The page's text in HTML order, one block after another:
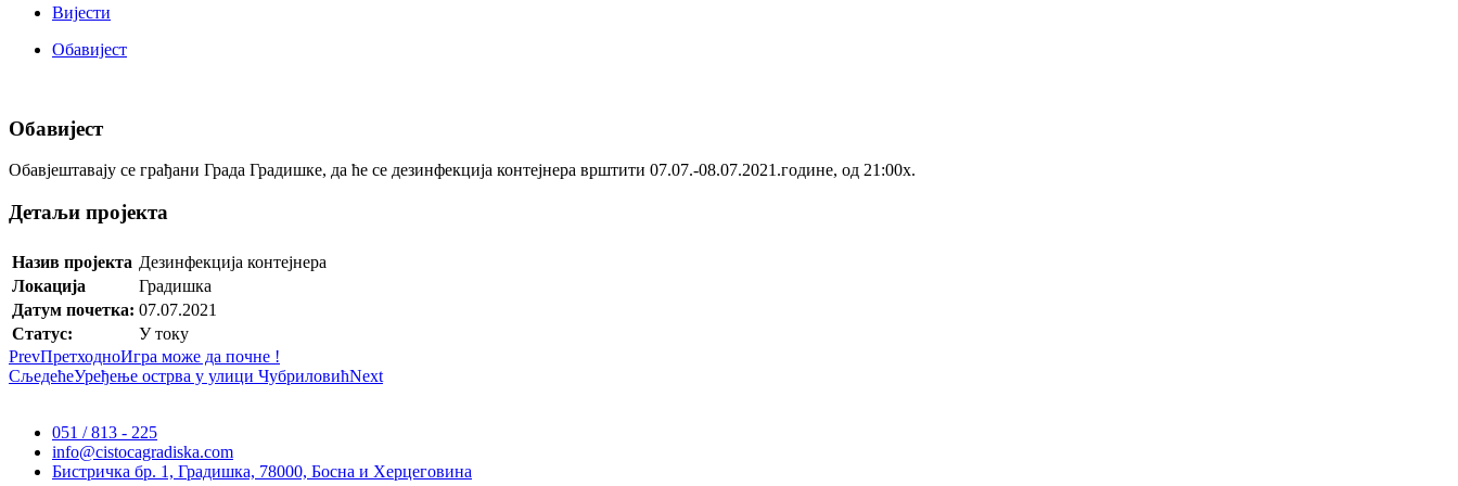
Вијести
Обавијест
Обавијест
Обавјештавају се грађани Града Градишке, да ће се дезинфекција контејнера врштити 07.07.-08.07.2021.године, од 21:00х.
Детаљи пројекта
Назив пројекта Дезинфекција контејнера
Локација
Градишка
Датум почетка: 07.07.2021
Статус:
У току
PrevПретходноИгра може да почне !
СљедећеУређење острва у улици ЧубриловићNext
051 / 813 - 225
info@cistocagradiska.com
Бистричка бр. 1, Градишка, 78000, Босна и Херцеговина